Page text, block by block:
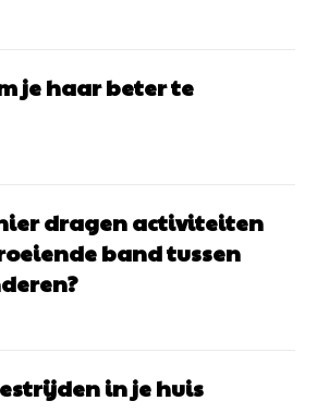
je haar beter te
dragen activiteiten
band tussen
in je huis